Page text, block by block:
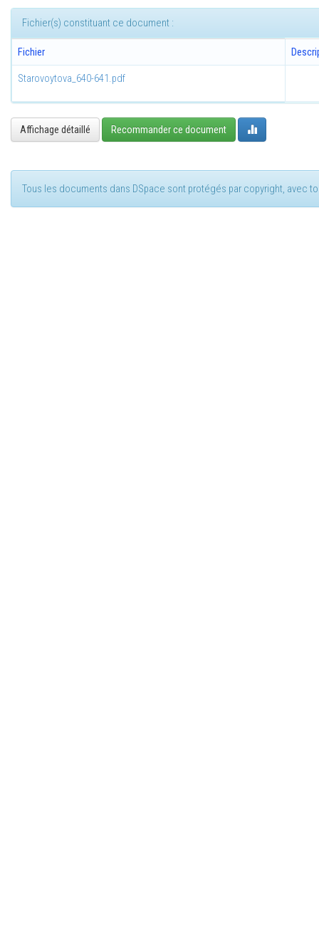
Fichier(s) constituant ce document :
Fichier
Starovoytova_640-641.pdf
Affichage détaillé Recommander ce document
Tous les documents dans DSpace sont protégés par copyright, avec